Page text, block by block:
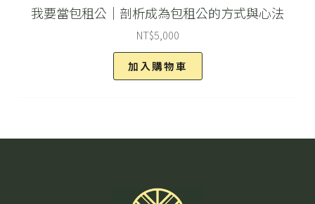
我要當包租公｜剖析成為包租公的方式與心法
NT$5,000
加入購物車